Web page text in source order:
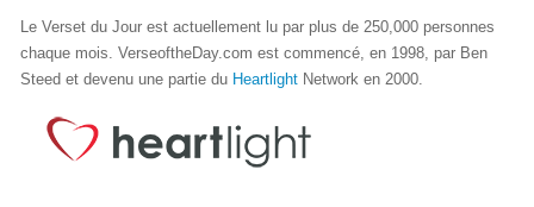
Le Verset du Jour est actuellement lu par plus de 250,000 personnes
chaque mois. VerseoftheDay.com est commencé, en 1998, par Ben
Steed et devenu une partie du Heartlight Network en 2000.